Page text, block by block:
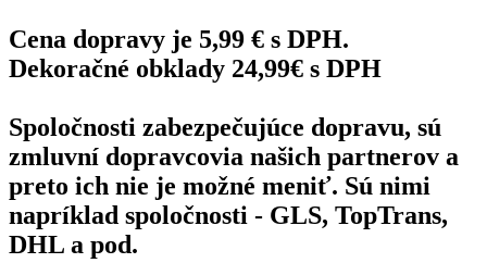
Cena dopravy je 5,99 € s DPH.
Dekoračné obklady 24,99€ s DPH
Spoločnosti zabezpečujúce dopravu, sú
zmluvní dopravcovia našich partnerov a
preto ich nie je možné meniť. Sú nimi
napríklad spoločnosti - GLS, TopTrans,
DHL a pod.